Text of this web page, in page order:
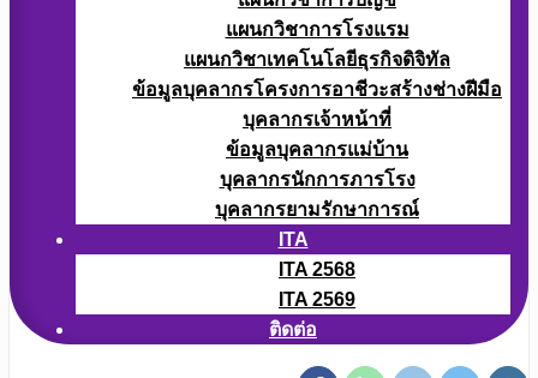
แผนกวิชาการโรงแรม
แผนกวิชาเทคโนโลยีธุรกิจดิจิทัล
ข้อมูลบุคลากรโครงการอาชีวะสร้างช่างฝีมือ
บุคลากรเจ้าหน้าที่
ข้อมูลบุคลากรแม่บ้าน
บุคลากรนักการภารโรง
บุคลากรยามรักษาการณ์
ITA
ITA 2568
ITA 2569
ติดต่อ